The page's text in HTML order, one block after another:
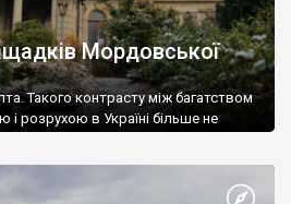
Мордовської
Такого контрасту між багатством
і розрухою в Україні більше не